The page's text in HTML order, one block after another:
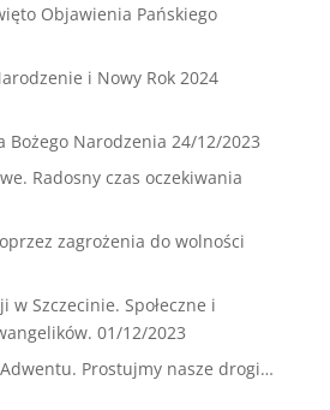
Objawienia Pańskiego
i Nowy Rok 2024
Bożego Narodzenia 24/12/2023
Radosny czas oczekiwania
zagrożenia do wolności
w Szczecinie. Społeczne i
01/12/2023
Prostujmy nasze drogi…